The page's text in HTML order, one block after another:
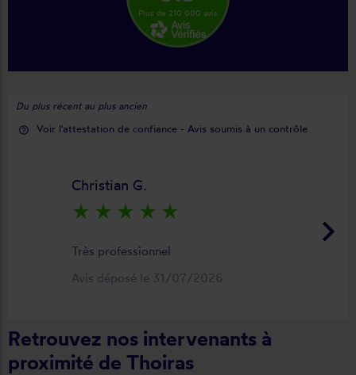
Plus de 210 000 avis
Du plus récent au plus ancien
help_outline Voir l'attestation de confiance - Avis soumis à un contrôle
keyboard_arrow_right
Christian G.
star_rate star_rate star_rate star_rate star_rate
Très professionnel
Avis déposé le 31/07/2026
Retrouvez nos intervenants à
proximité de Thoiras